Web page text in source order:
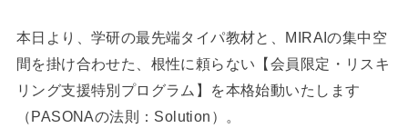
本日より、学研の最先端タイパ教材と、MIRAIの集中空
間を掛け合わせた、根性に頼らない【会員限定・リスキ
リング支援特別プログラム】を本格始動いたします
（PASONAの法則：Solution）。